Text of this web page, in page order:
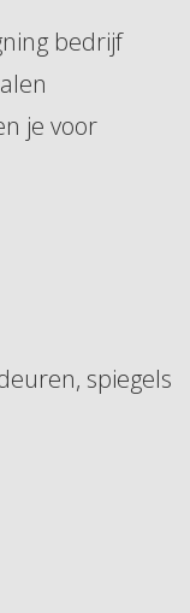
bedrijf
je voor
spiegels